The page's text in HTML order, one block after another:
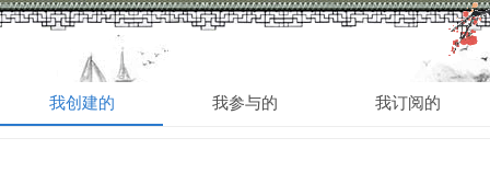
的淘帖
我创建的 我参与的 我订阅的